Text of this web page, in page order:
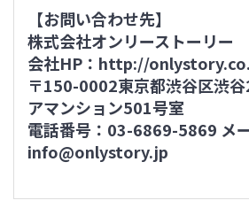
【お問い合わせ先】
株式会社オンリーストーリー
会社HP： http://
〒150-0002東京都渋谷区渋
アマンション501号室
電話番号：03-6869-5869 メ
info@onlystory.jp